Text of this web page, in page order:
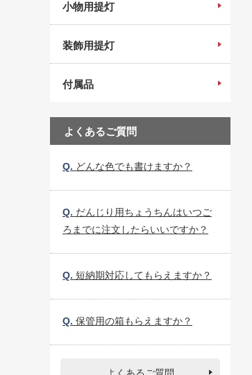
小物用提灯
装飾用提灯
付属品
よくあるご質問
Q. どんな色でも書けますか？
Q. だんじり用ちょうちんはいつご
ろまでに注文したらいいですか？
Q. 短納期対応してもらえますか？
Q. 保管用の箱もらえますか？